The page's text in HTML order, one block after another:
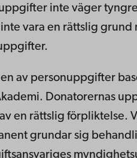
inte väger
vara en rättslig
av personuppgifter
Donatorernas
en rättslig förpliktelse.
grundar sig